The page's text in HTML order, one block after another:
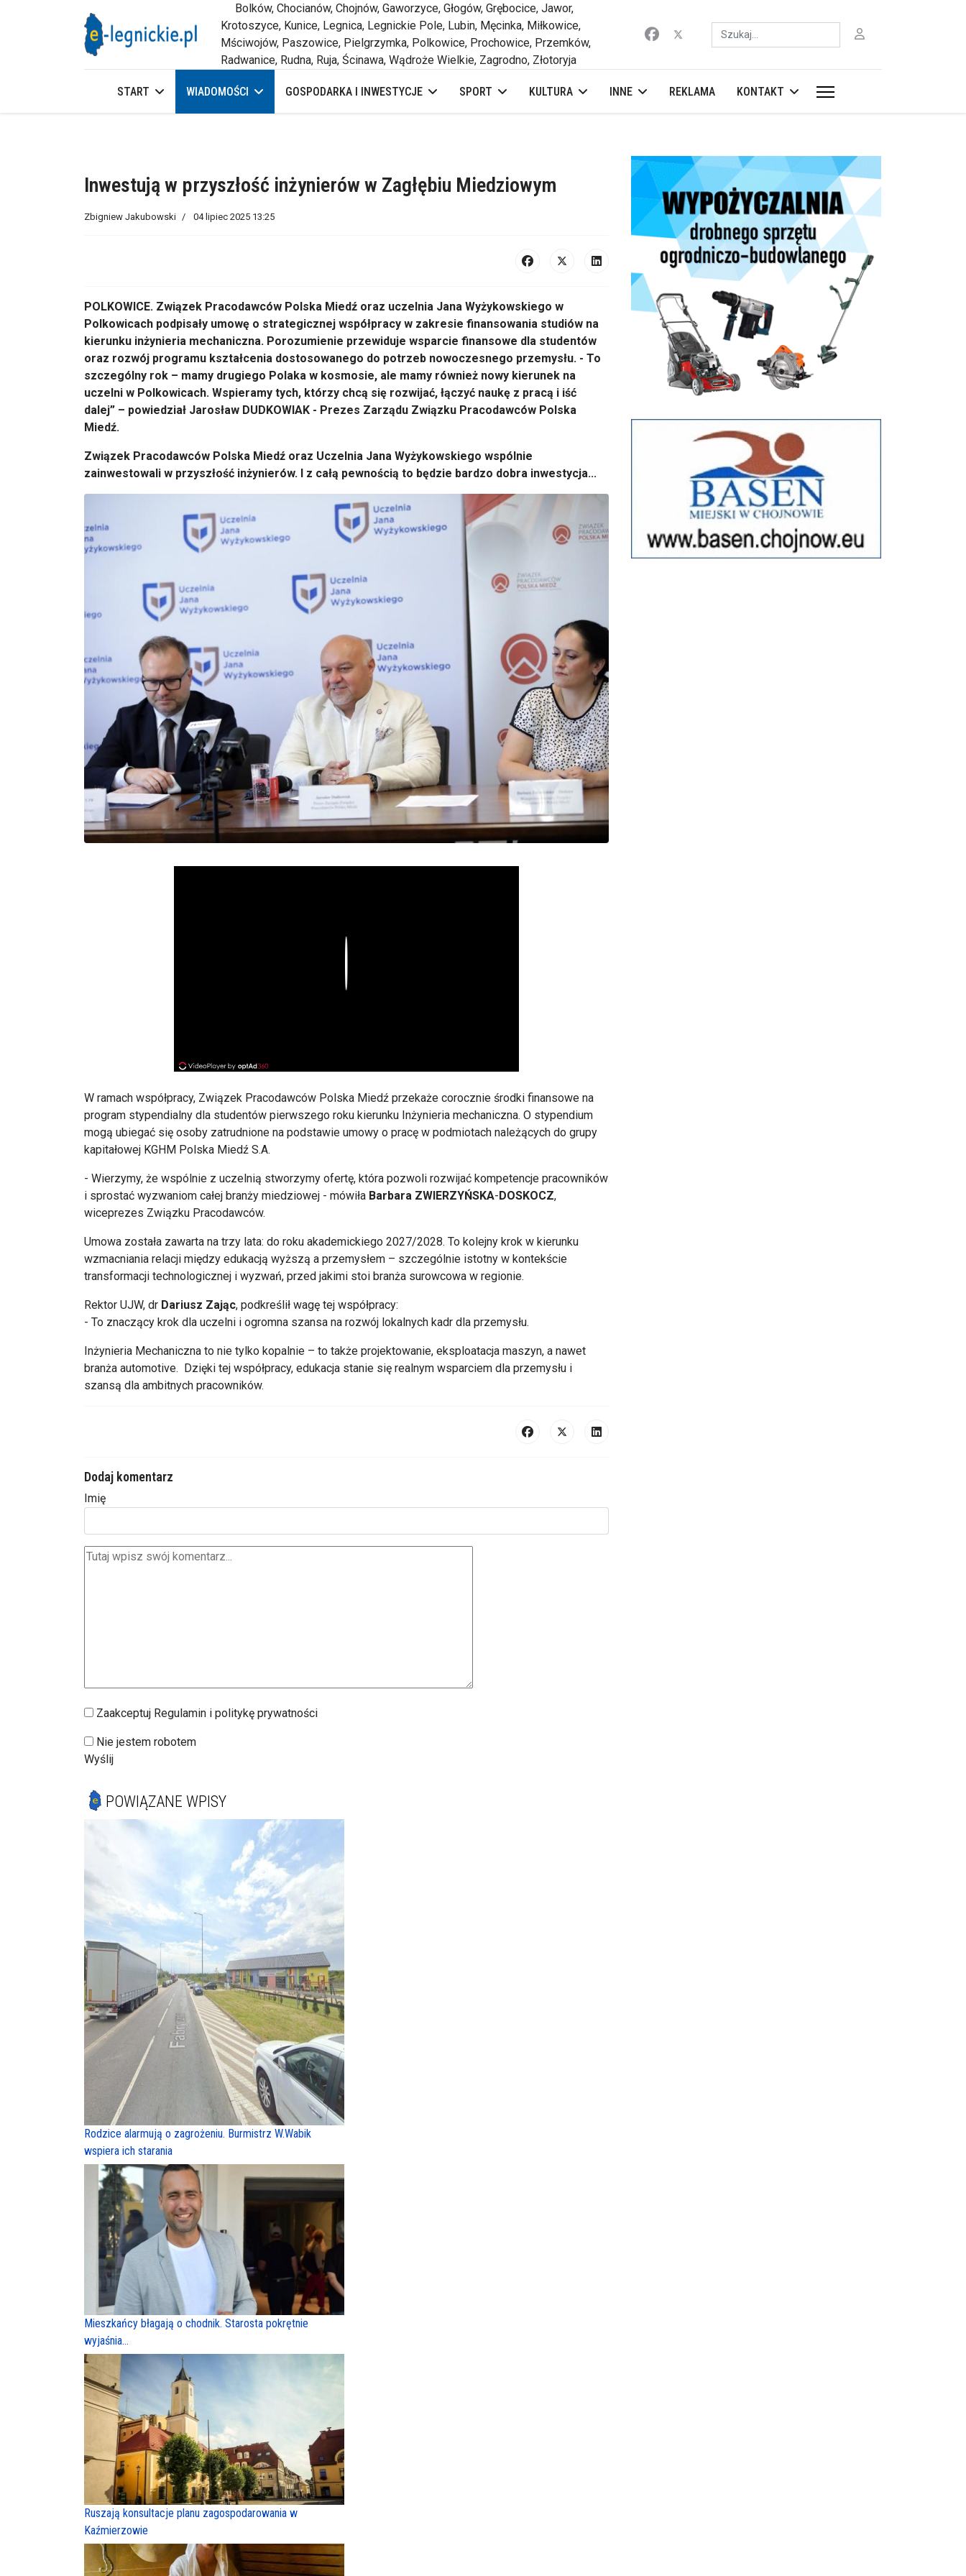
Bolków, Chocianów, Chojnów, Gaworzyce, Głogów, Grębocice, Jawor,
Krotoszyce, Kunice, Legnica, Legnickie Pole, Lubin, Męcinka, Miłkowice,
Mściwojów, Paszowice, Pielgrzymka, Polkowice, Prochowice, Przemków,
Radwanice, Rudna, Ruja, Ścinawa, Wądroże Wielkie, Zagrodno, Złotoryja
Szukaj
START WIADOMOŚCI GOSPODARKA I INWESTYCJE SPORT KULTURA INNE REKLAMA KONTAKT
Inwestują w przyszłość inżynierów w Zagłębiu Miedziowym
Zbigniew Jakubowski 04 lipiec 2025 13:25
POLKOWICE. Związek Pracodawców Polska Miedź oraz uczelnia Jana Wyżykowskiego w
Polkowicach podpisały umowę o strategicznej współpracy w zakresie finansowania studiów na
kierunku inżynieria mechaniczna. Porozumienie przewiduje wsparcie finansowe dla studentów
oraz rozwój programu kształcenia dostosowanego do potrzeb nowoczesnego przemysłu. - To
szczególny rok – mamy drugiego Polaka w kosmosie, ale mamy również nowy kierunek na
uczelni w Polkowicach. Wspieramy tych, którzy chcą się rozwijać, łączyć naukę z pracą i iść
dalej” – powiedział Jarosław DUDKOWIAK - Prezes Zarządu Związku Pracodawców Polska
Miedź.
Związek Pracodawców Polska Miedź oraz Uczelnia Jana Wyżykowskiego wspólnie
zainwestowali w przyszłość inżynierów. I z całą pewnością to będzie bardzo dobra inwestycja...
W ramach współpracy, Związek Pracodawców Polska Miedź przekaże corocznie środki finansowe na
program stypendialny dla studentów pierwszego roku kierunku Inżynieria mechaniczna. O stypendium
mogą ubiegać się osoby zatrudnione na podstawie umowy o pracę w podmiotach należących do grupy
kapitałowej KGHM Polska Miedź S.A.
- Wierzymy, że wspólnie z uczelnią stworzymy ofertę, która pozwoli rozwijać kompetencje pracowników
i sprostać wyzwaniom całej branży miedziowej - mówiła Barbara ZWIERZYŃSKA-DOSKOCZ,
wiceprezes Związku Pracodawców.
Umowa została zawarta na trzy lata: do roku akademickiego 2027/2028. To kolejny krok w kierunku
wzmacniania relacji między edukacją wyższą a przemysłem – szczególnie istotny w kontekście
transformacji technologicznej i wyzwań, przed jakimi stoi branża surowcowa w regionie.
Rektor UJW, dr Dariusz Zając, podkreślił wagę tej współpracy:
- To znaczący krok dla uczelni i ogromna szansa na rozwój lokalnych kadr dla przemysłu.
Inżynieria Mechaniczna to nie tylko kopalnie – to także projektowanie, eksploatacja maszyn, a nawet
branża automotive. Dzięki tej współpracy, edukacja stanie się realnym wsparciem dla przemysłu i
szansą dla ambitnych pracowników.
Dodaj komentarz
Imię
Zaakceptuj Regulamin i politykę prywatności
Nie jestem robotem
Wyślij
POWIĄZANE WPISY
Rodzice alarmują o zagrożeniu. Burmistrz W.Wabik
wspiera ich starania
Mieszkańcy błagają o chodnik. Starosta pokrętnie
wyjaśnia...
Ruszają konsultacje planu zagospodarowania w
Kaźmierzowie